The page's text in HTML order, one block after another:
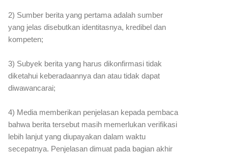
2) Sumber berita yang pertama adalah sumber
yang jelas disebutkan identitasnya, kredibel dan
kompeten;
3) Subyek berita yang harus dikonfirmasi tidak
diketahui keberadaannya dan atau tidak dapat
diwawancarai;
4) Media memberikan penjelasan kepada pembaca
bahwa berita tersebut masih memerlukan verifikasi
lebih lanjut yang diupayakan dalam waktu
secepatnya. Penjelasan dimuat pada bagian akhir